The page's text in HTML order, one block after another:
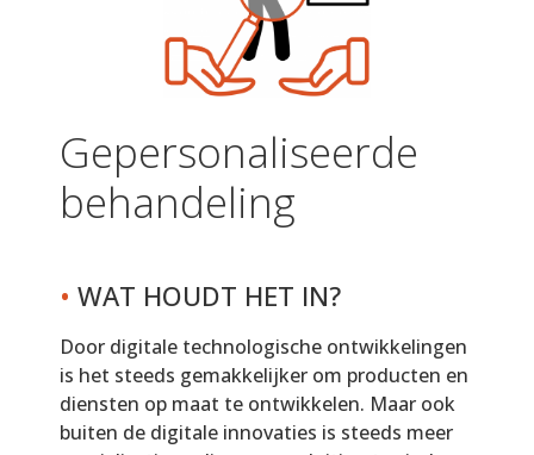
Gepersonaliseerde
behandeling
• WAT HOUDT HET IN?
Door digitale technologische ontwikkelingen
is het steeds gemakkelijker om producten en
diensten op maat te ontwikkelen. Maar ook
buiten de digitale innovaties is steeds meer